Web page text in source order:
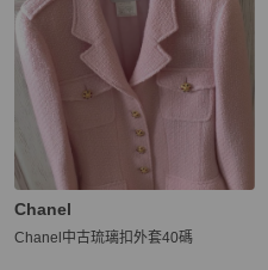
Chanel
Chanel中古琉璃扣外套40碼